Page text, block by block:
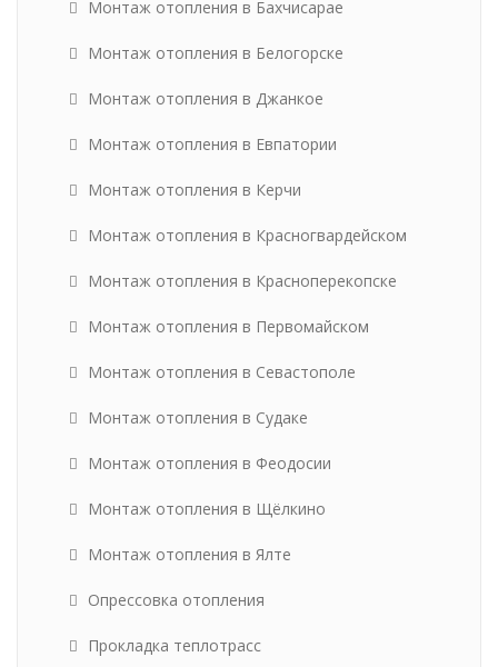
Монтаж отопления в Бахчисарае
Монтаж отопления в Белогорске
Монтаж отопления в Джанкое
Монтаж отопления в Евпатории
Монтаж отопления в Керчи
Монтаж отопления в Красногвардейском
Монтаж отопления в Красноперекопске
Монтаж отопления в Первомайском
Монтаж отопления в Севастополе
Монтаж отопления в Судаке
Монтаж отопления в Феодосии
Монтаж отопления в Щёлкино
Монтаж отопления в Ялте
Опрессовка отопления
Прокладка теплотрасс